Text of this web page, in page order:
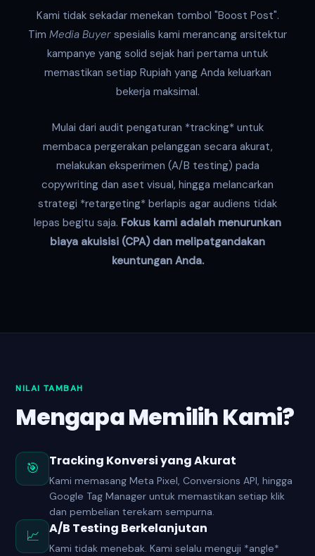
Kami tidak sekadar menekan tombol "Boost Post".
Tim Media Buyer spesialis kami merancang arsitektur
kampanye yang solid sejak hari pertama untuk
memastikan setiap Rupiah yang Anda keluarkan
bekerja maksimal.
Mulai dari audit pengaturan *tracking* untuk
membaca pergerakan pelanggan secara akurat,
melakukan eksperimen (A/B testing) pada
copywriting dan aset visual, hingga melancarkan
strategi *retargeting* berlapis agar audiens tidak
lepas begitu saja. Fokus kami adalah menurunkan
biaya akuisisi (CPA) dan melipatgandakan
keuntungan Anda.
NILAI TAMBAH
Mengapa Memilih Kami?
🎯 Tracking Konversi yang Akurat
Kami memasang Meta Pixel, Conversions API, hingga
Google Tag Manager untuk memastikan setiap klik
dan pembelian terekam sempurna.
📈 A/B Testing Berkelanjutan
Kami tidak menebak. Kami selalu menguji *angle*